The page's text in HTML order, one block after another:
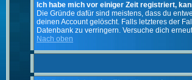
Ich habe mich vor einiger Zeit registriert,
Die Gründe dafür sind meistens, dass du
deinen Account gelöscht. Falls letzteres der
Datenbank zu verringern. Versuche dich
Nach oben